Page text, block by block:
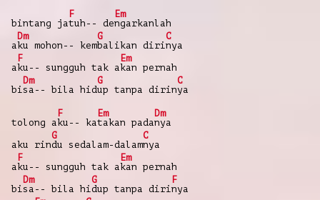
bintang ja
F
tuh-- de
Em
ngarkanlah
a
Dm
ku mohon-- kem
G
balikan diri
C
nya
a
F
ku-- sungguh tak a
Em
kan pernah
bi
Dm
sa-- bila hid
G
up tanpa dirin
C
ya
tolong a
F
ku-- ka
Em
takan pada
Dm
nya
aku rin
G
du sedalam-dalam
C
nya
a
F
ku-- sungguh tak a
Em
kan pernah
bi
Dm
sa-- bila hi
G
dup tanpa diri
F
nya